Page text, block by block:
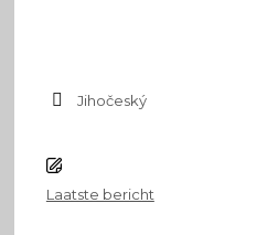
Jihočeský
Laatste bericht